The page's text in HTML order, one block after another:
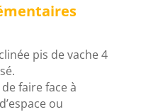
pis de vache 4
faire face à
ou